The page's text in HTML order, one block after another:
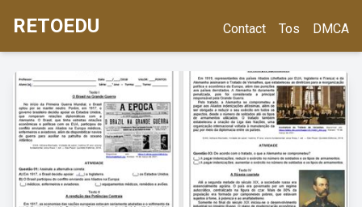
RETOEDU Contact Tos DMCA